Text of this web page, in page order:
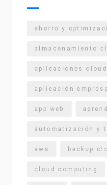
ahorro y
almacenamiento
aplicaciones cloud
aplicación
app web
automatización y
aws backup
cloud computing